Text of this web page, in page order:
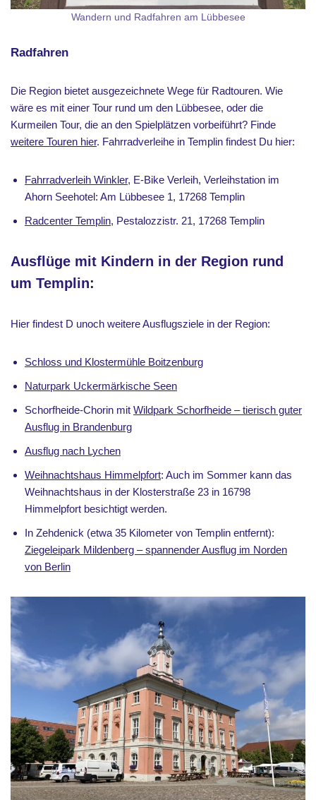
Wandern und Radfahren am Lübbesee
Radfahren
Die Region bietet ausgezeichnete Wege für Radtouren. Wie
wäre es mit einer Tour rund um den Lübbesee, oder die
Kurmeilen Tour, die an den Spielplätzen vorbeiführt? Finde
weitere Touren hier. Fahrradverleihe in Templin findest Du hier:
Fahrradverleih Winkler, E-Bike Verleih, Verleihstation im
Ahorn Seehotel: Am Lübbesee 1, 17268 Templin
Radcenter Templin, Pestalozzistr. 21, 17268 Templin
Ausflüge mit Kindern in der Region rund
um Templin:
Hier findest D unoch weitere Ausflugsziele in der Region:
Schloss und Klostermühle Boitzenburg
Naturpark Uckermärkische Seen
Schorfheide-Chorin mit Wildpark Schorfheide – tierisch guter
Ausflug in Brandenburg
Ausflug nach Lychen
Weihnachtshaus Himmelpfort: Auch im Sommer kann das
Weihnachtshaus in der Klosterstraße 23 in 16798
Himmelpfort besichtigt werden.
In Zehdenick (etwa 35 Kilometer von Templin entfernt):
Ziegeleipark Mildenberg – spannender Ausflug im Norden
von Berlin